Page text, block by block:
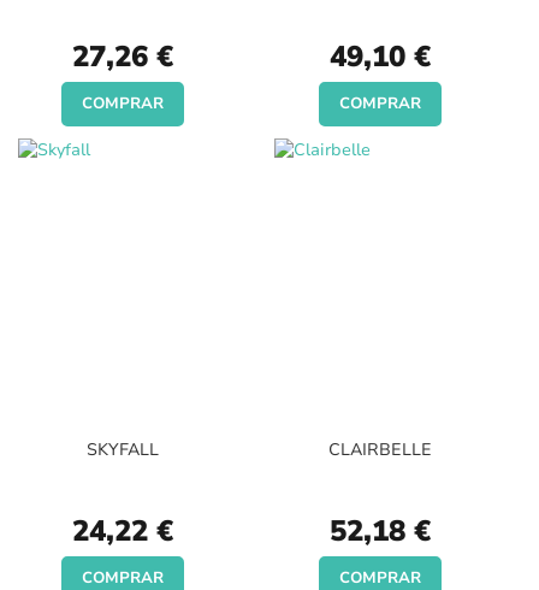
27,26 €
COMPRAR
49,10 €
COMPRAR
SKYFALL
24,22 €
COMPRAR
CLAIRBELLE
52,18 €
COMPRAR